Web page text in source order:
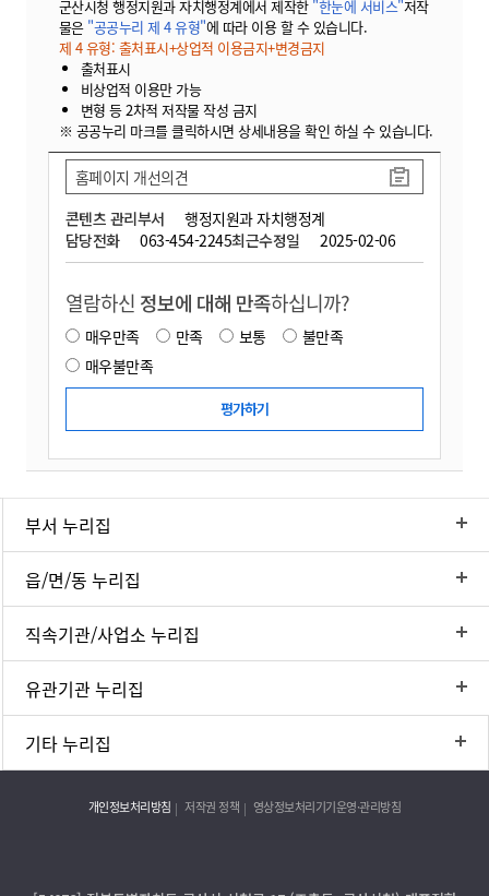
군산시청 행정지원과 자치행정계에서 제작한 "한눈에 서비스"저작
물은 "공공누리 제 4 유형"에 따라 이용 할 수 있습니다.
제 4 유형: 출처표시+상업적 이용금지+변경금지
출처표시
비상업적 이용만 가능
변형 등 2차적 저작물 작성 금지
※ 공공누리 마크를 클릭하시면 상세내용을 확인 하실 수 있습니다.
콘텐츠 관리부서
행정지원과 자치행정계
담당전화
063-454-2245최근수정일 2025-02-06
홈페이지 개선의견
열람하신 정보에 대해 만족하십니까?
매우만족 만족 보통
불만족
매우불만족
부서 누리집
읍/면/동 누리집
직속기관/사업소 누리집
유관기관 누리집
기타 누리집
개인정보처리방침 저작권 정책 영상정보처리기기운영·관리방침